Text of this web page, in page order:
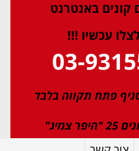
קונים באנטרנט
עכשיו !!!
03-
פתח תקווה בלבד
צמיג"